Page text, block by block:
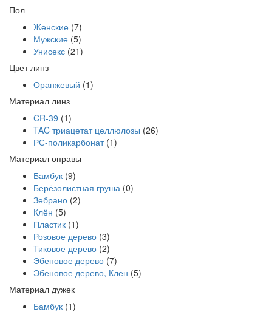
Пол
Женские (7)
Мужские (5)
Унисекс (21)
Цвет линз
Оранжевый (1)
Материал линз
CR-39 (1)
TAC триацетат целлюлозы (26)
РС-поликарбонат (1)
Материал оправы
Бамбук (9)
Берёзолистная груша (0)
Зебрано (2)
Клён (5)
Пластик (1)
Розовое дерево (3)
Тиковое дерево (2)
Эбеновое дерево (7)
Эбеновое дерево, Клен (5)
Материал дужек
Бамбук (1)